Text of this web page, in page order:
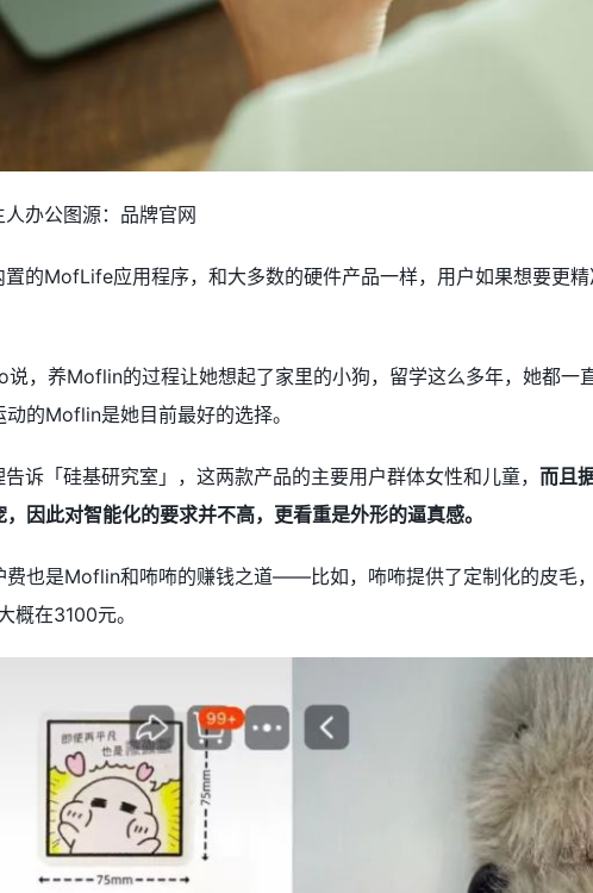
办公图源：品牌官网
的MofLife应用程序，和大多数的硬件产品一样，用户如果想要更
，养Moflin的过程让她想起了家里的小狗，留学这么多年，她都一
的Moflin是她目前最好的选择。
诉「硅基研究室」，这两款产品的主要用户群体女性和儿童， 而且
因此对智能化的要求并不高，更看重是外形的逼真感。
费也是Moflin和咘咘的赚钱之道——比如，咘咘提供了定制化的皮毛
概在3100元。